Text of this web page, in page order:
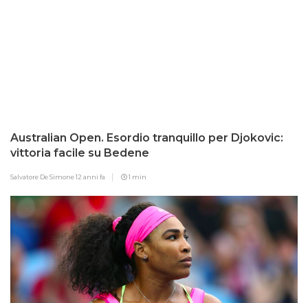
Australian Open. Esordio tranquillo per Djokovic:
vittoria facile su Bedene
Salvatore De Simone12 anni fa 1 min